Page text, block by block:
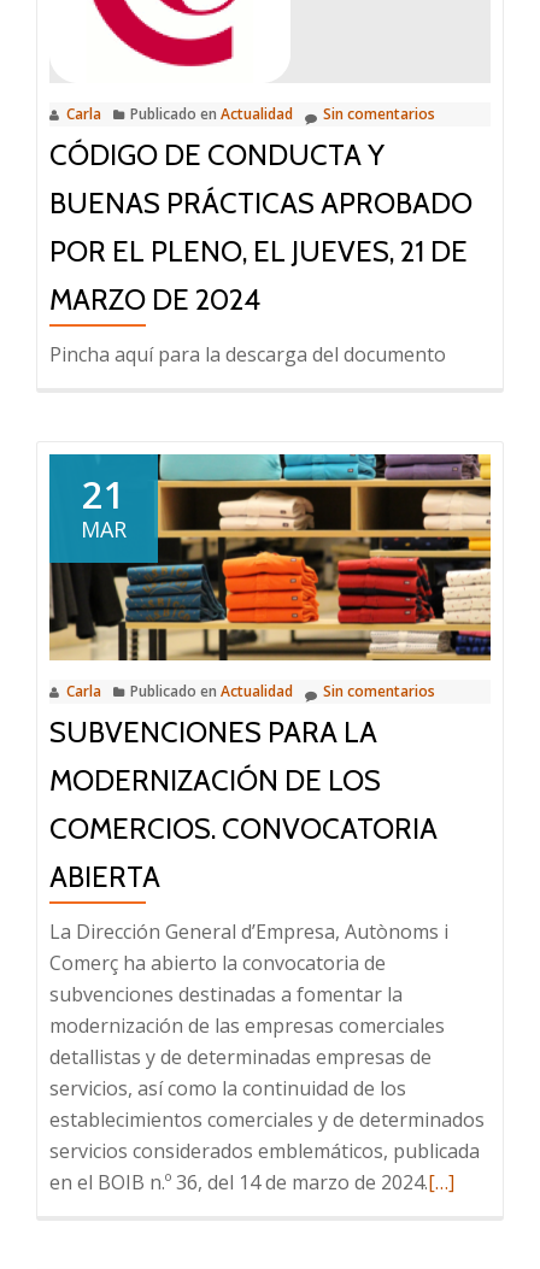
Carla Publicado en Actualidad Sin comentarios
CÓDIGO DE CONDUCTA Y
BUENAS PRÁCTICAS APROBADO
POR EL PLENO, EL JUEVES, 21 DE
MARZO DE 2024
Pincha aquí para la descarga del documento
21
MAR
Carla Publicado en Actualidad Sin comentarios
SUBVENCIONES PARA LA
MODERNIZACIÓN DE LOS
COMERCIOS. CONVOCATORIA
ABIERTA
La Dirección General d’Empresa, Autònoms i
Comerç ha abierto la convocatoria de
subvenciones destinadas a fomentar la
modernización de las empresas comerciales
detallistas y de determinadas empresas de
servicios, así como la continuidad de los
establecimientos comerciales y de determinados
servicios considerados emblemáticos, publicada
en el BOIB n.º 36, del 14 de marzo de 2024.Leer
[…]